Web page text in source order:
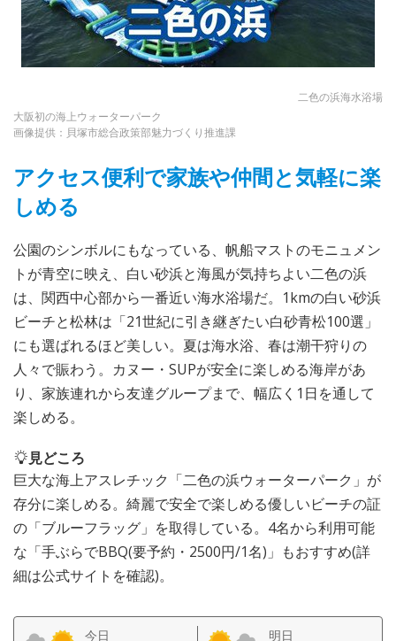
二色の浜海水浴場
大阪初の海上ウォーターパーク
画像提供：貝塚市総合政策部魅力づくり推進課
アクセス便利で家族や仲間と気軽に楽
しめる
公園のシンボルにもなっている、帆船マストのモニュメン
トが青空に映え、白い砂浜と海風が気持ちよい二色の浜
は、関西中心部から一番近い海水浴場だ。1kmの白い砂浜
ビーチと松林は「21世紀に引き継ぎたい白砂青松100選」
にも選ばれるほど美しい。夏は海水浴、春は潮干狩りの
人々で賑わう。カヌー・SUPが安全に楽しめる海岸があ
り、家族連れから友達グループまで、幅広く1日を通して
楽しめる。
見どころ
巨大な海上アスレチック「二色の浜ウォーターパーク」が
存分に楽しめる。綺麗で安全で楽しめる優しいビーチの証
の「ブルーフラッグ」を取得している。4名から利用可能
な「手ぶらでBBQ(要予約・2500円/1名)」もおすすめ(詳
細は公式サイトを確認)。
今日 明日